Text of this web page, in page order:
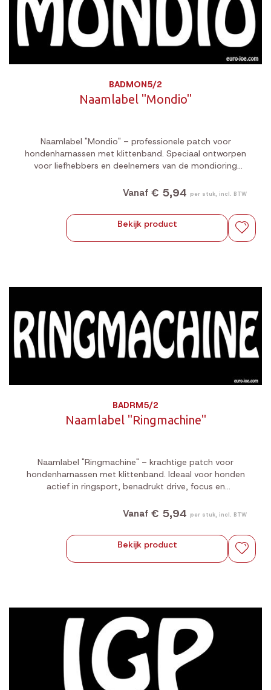
BADMON5/2
Naamlabel "Mondio"
Naamlabel "Mondio" – professionele patch voor
hondenharnassen met klittenband. Speciaal ontworpen
voor liefhebbers en deelnemers van de mondioring
Vanaf € 5,94 per stuk, incl. BTW
Bekijk product
BADRM5/2
Naamlabel "Ringmachine"
Naamlabel "Ringmachine" – krachtige patch voor
hondenharnassen met klittenband. Ideaal voor honden
actief in ringsport, benadrukt drive, focus en
Vanaf € 5,94 per stuk, incl. BTW
Bekijk product